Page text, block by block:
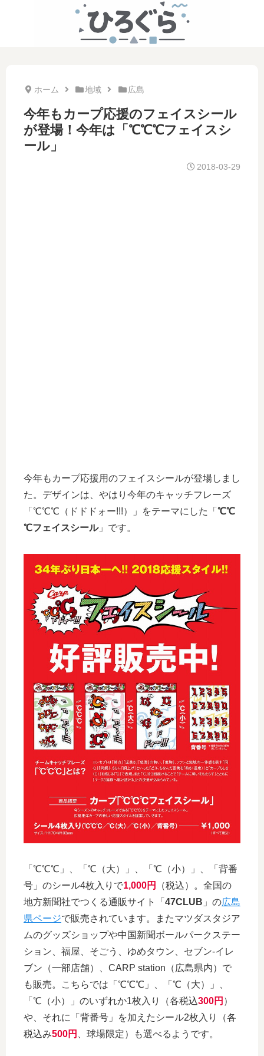
ホーム 地域 広島
今年もカープ応援のフェイスシール
が登場！今年は「℃℃℃フェイスシ
ール」
2018-03-29
今年もカープ応援用のフェイスシールが登場しまし
た。デザインは、やはり今年のキャッチフレーズ
「℃℃℃（ドドドォー!!!）」をテーマにした「 ℃℃
℃フェイスシール」です。
「℃℃℃」、「℃（大）」、「℃（小）」、「背番
号」のシール4枚入りで1,000円
（税込）。全国の
地方新聞社でつくる通販サイト「 47CLUB 」の広島
県ページで販売されています。またマツダスタジア
ムのグッズショップや中国新聞ボールパークステー
ション、福屋、そごう、ゆめタウン、セブン-イレ
ブン（一部店舗）、CARP station（広島県内）で
も販売。こちらでは「℃℃℃」、「℃（大）」、
「℃（小）」のいずれか1枚入り（各税込300円 ）
や、それに「背番号」を加えたシール2枚入り（各
税込み500円 、球場限定）も選べるようです。